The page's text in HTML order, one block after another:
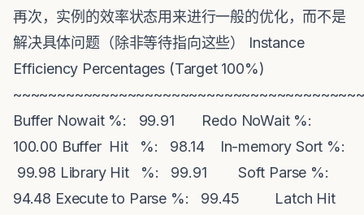
再次，实例的效率状态用来进行一般的优化，而不是
解决具体问题（除非等待指向这些） Instance
Efficiency Percentages (Target 100%)
Buffer Nowait %: 99.91 Redo NoWait %:
100.00 Buffer Hit %: 98.14 In-memory Sort %:
99.98 Library Hit %: 99.91 Soft Parse %:
94.48 Execute to Parse %: 99.45 Latch Hit